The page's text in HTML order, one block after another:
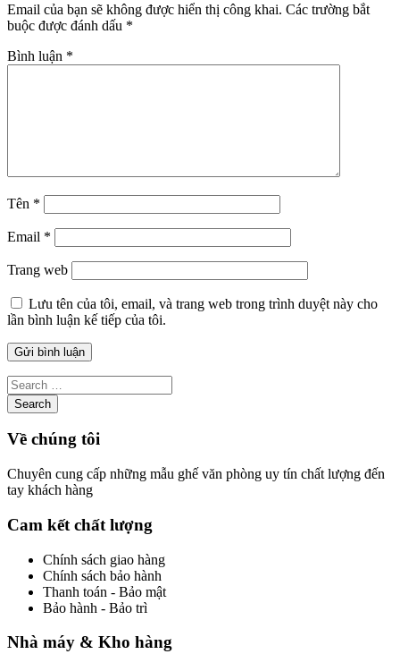
Email của bạn sẽ không được hiển thị công khai. Các trường bắt
buộc được đánh dấu *
Bình luận *
Tên *
Email *
Trang web
Lưu tên của tôi, email, và trang web trong trình duyệt này cho
lần bình luận kế tiếp của tôi.
Về chúng tôi
Chuyên cung cấp những mẫu ghế văn phòng uy tín chất lượng đến
tay khách hàng
Cam kết chất lượng
Chính sách giao hàng
Chính sách bảo hành
Thanh toán - Bảo mật
Bảo hành - Bảo trì
Nhà máy & Kho hàng